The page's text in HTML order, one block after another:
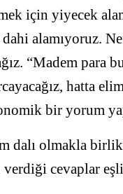
için yiyecek
alamıyoruz.
“Madem para
hatta
bir yorum
dalı olmakla
verdiği cevaplar